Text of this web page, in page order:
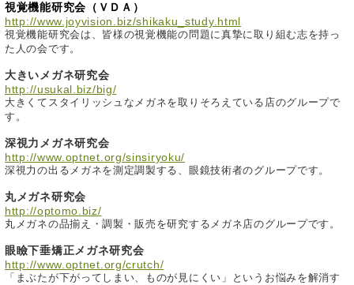
視覚機能研究会（ＶＤＡ）
http://www.joyvision.biz/shikaku_study.html
視覚機能研究会は、皆様の視覚機能の問題に真摯に取り組む志を持っ
た人の会です。
大きいメガネ研究会
http://usukal.biz/big/
大きくてスタイリッシュなメガネを取りそろえている店のグループで
す。
深視力メガネ研究会
http://www.optnet.org/sinsiryoku/
深視力の出るメガネを測定調製する、眼鏡技術者のグループです。
丸メガネ研究会
http://optomo.biz/
丸メガネの品揃え・調製・販売を研究するメガネ店のグループです。
眼瞼下垂矯正メガネ研究会
http://www.optnet.org/crutch/
「まぶたが下がってしまい、ものが見にくい」というお悩みを解消す